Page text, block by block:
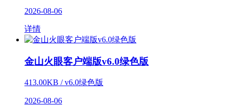
2026-08-06
详情
金山火眼客户端版v6.0绿色版
413.00KB / v6.0绿色版
2026-08-06